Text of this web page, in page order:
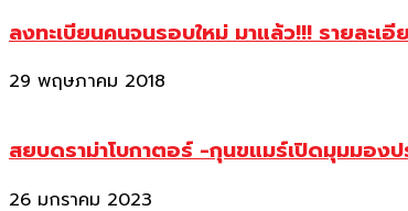
ลงทะเบียนคนจนรอบใหม่ มาแล้ว!!! รายละเ
29 พฤษภาคม 2018
สยบดราม่าโบกาตอร์ -กุนขแมร์เปิดมุมมอง
26 มกราคม 2023